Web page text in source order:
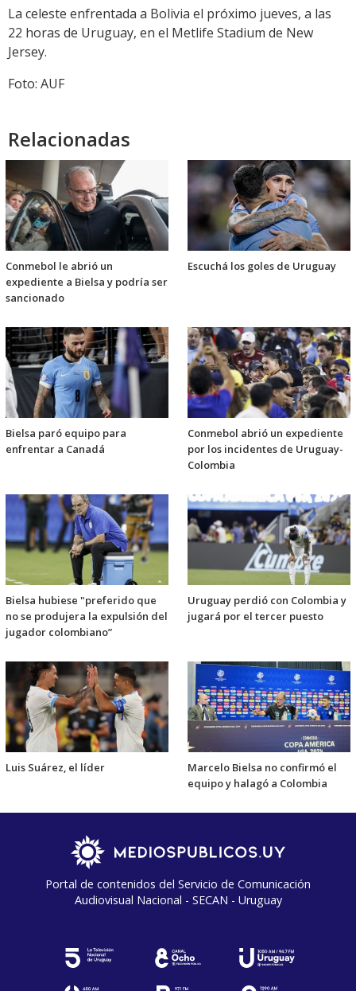
La celeste enfrentada a Bolivia el próximo jueves, a las
22 horas de Uruguay, en el Metlife Stadium de New
Jersey.
Foto: AUF
Relacionadas
Conmebol le abrió un
expediente a Bielsa y podría ser
sancionado
Escuchá los goles de Uruguay
Bielsa paró equipo para
enfrentar a Canadá
Conmebol abrió un expediente
por los incidentes de Uruguay-
Colombia
Bielsa hubiese "preferido que
no se produjera la expulsión del
jugador colombiano”
Uruguay perdió con Colombia y
jugará por el tercer puesto
Luis Suárez, el líder
Marcelo Bielsa no confirmó el
equipo y halagó a Colombia
Portal de contenidos del Servicio de Comunicación
Audiovisual Nacional - SECAN - Uruguay